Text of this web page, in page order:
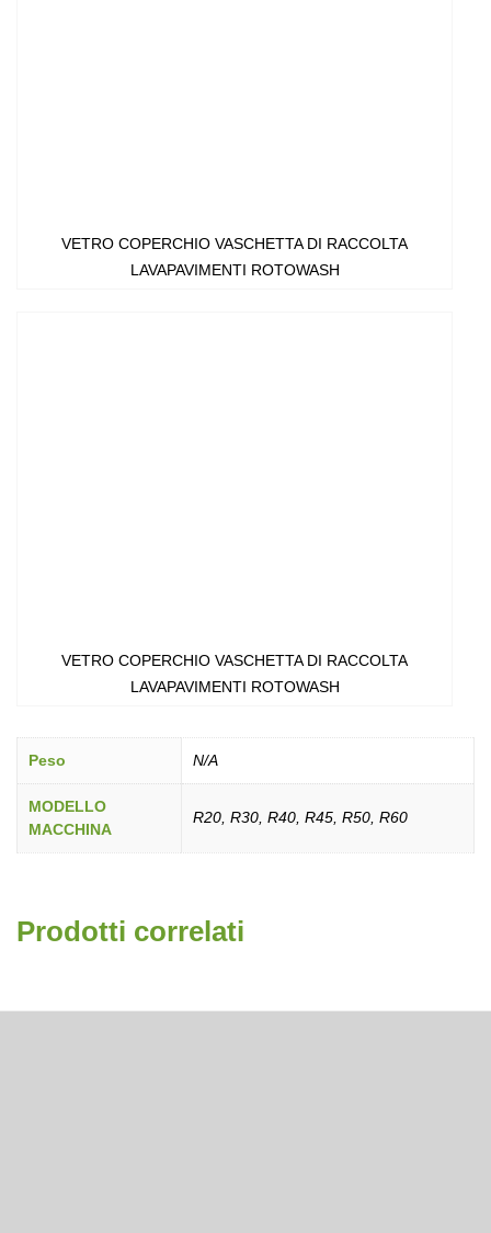
VETRO COPERCHIO VASCHETTA DI RACCOLTA
LAVAPAVIMENTI ROTOWASH
VETRO COPERCHIO VASCHETTA DI RACCOLTA
LAVAPAVIMENTI ROTOWASH
Peso N/A
MODELLO
MACCHINA
R20, R30, R40, R45, R50, R60
Prodotti correlati